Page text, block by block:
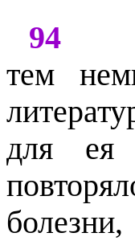
94
тем
для ея